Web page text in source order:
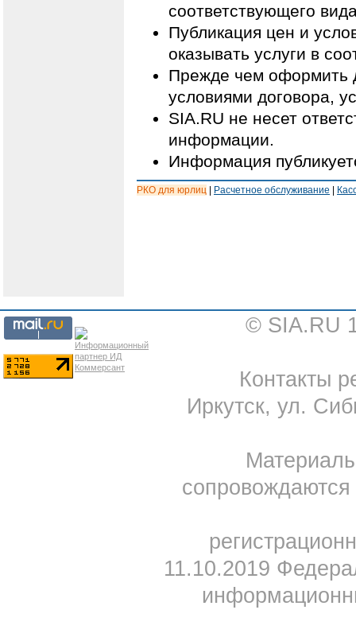
соответствующего
Публикация цен и
оказывать услуги в
Прежде чем оформить
условиями договора,
SIA.RU не несет
информации.
Информация
РКО для юрлиц Расчетное обслуживание
© SIA.RU
Контакты
Иркутск, ул.
11.10.2019